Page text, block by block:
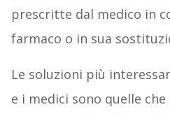
prescritte dal medico in
farmaco o in sua
Le soluzioni più
e i medici sono quelle